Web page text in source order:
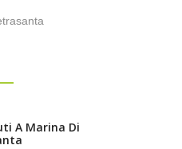
A Marina Di